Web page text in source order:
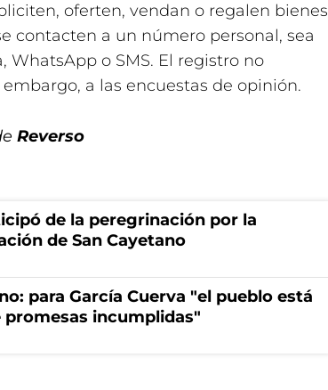
oferten, vendan o regalen bienes
contacten a un número personal, sea
WhatsApp o SMS. El registro no
embargo, a las encuestas de opinión.
Reverso
de la peregrinación por la
de San Cayetano
para García Cuerva "el pueblo está
promesas incumplidas"